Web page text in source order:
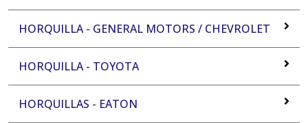
HORQUILLA - GENERAL MOTORS / CHEVROLET
HORQUILLA - TOYOTA
HORQUILLAS - EATON